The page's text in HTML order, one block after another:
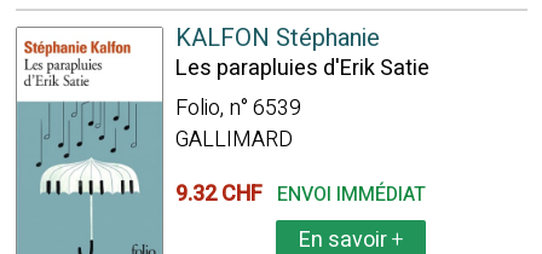
KALFON Stéphanie
Les parapluies d'Erik Satie
Folio, n° 6539
GALLIMARD
9.32 CHF ENVOI IMMÉDIAT
En savoir+